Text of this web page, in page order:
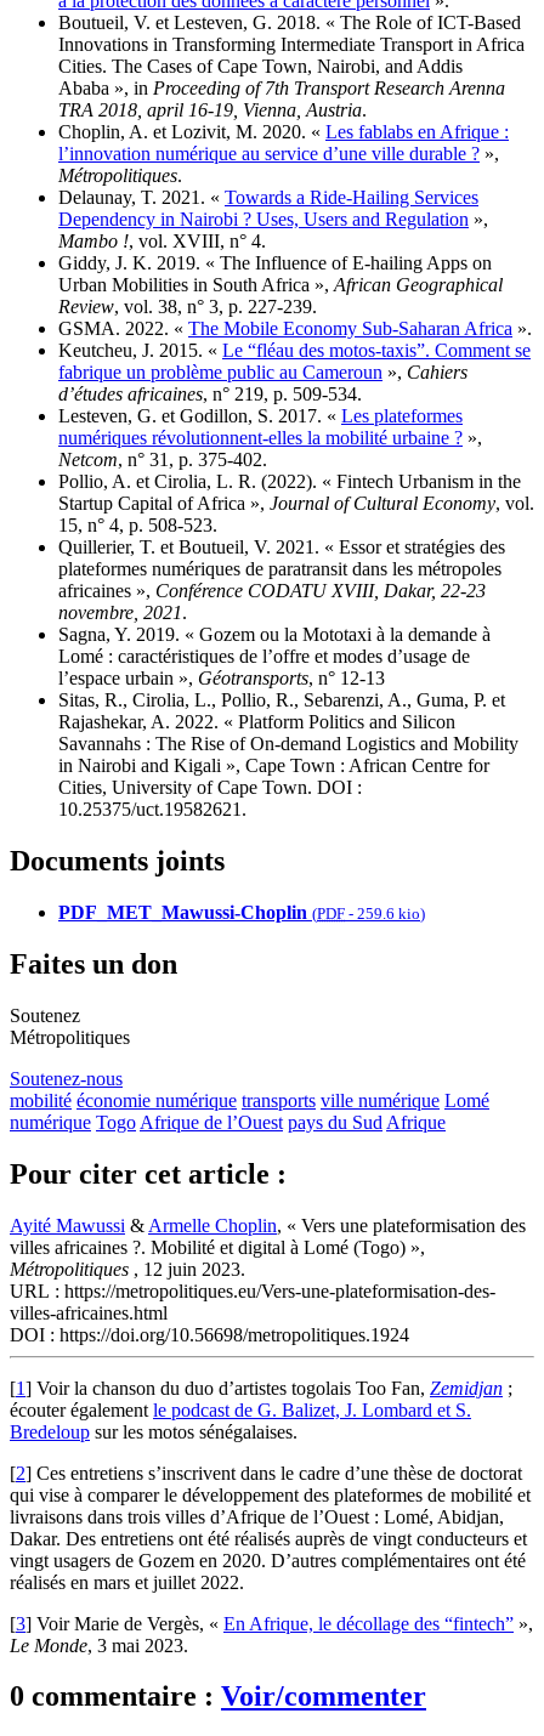
Boutueil, V. et Lesteven, G. 2018. « The Role of ICT-Based
Innovations in Transforming Intermediate Transport in Africa
Cities. The Cases of Cape Town, Nairobi, and Addis
Ababa », in Proceeding of 7th Transport Research Arenna
TRA 2018, april 16-19, Vienna, Austria.
Choplin, A. et Lozivit, M. 2020. « Les fablabs en Afrique :
l’innovation numérique au service d’une ville durable ? »,
Métropolitiques.
Delaunay, T. 2021. « Towards a Ride-Hailing Services
Dependency in Nairobi ? Uses, Users and Regulation »,
Mambo !, vol. XVIII, n° 4.
Giddy, J. K. 2019. « The Influence of E-hailing Apps on
Urban Mobilities in South Africa », African Geographical
Review, vol. 38, n° 3, p. 227-239.
GSMA. 2022. « The Mobile Economy Sub-Saharan Africa ».
Keutcheu, J. 2015. « Le “fléau des motos-taxis”. Comment se
fabrique un problème public au Cameroun », Cahiers
d’études africaines, n° 219, p. 509-534.
Lesteven, G. et Godillon, S. 2017. « Les plateformes
numériques révolutionnent-elles la mobilité urbaine ? »,
Netcom, n° 31, p. 375-402.
Pollio, A. et Cirolia, L. R. (2022). « Fintech Urbanism in the
Startup Capital of Africa », Journal of Cultural Economy, vol.
15, n° 4, p. 508-523.
Quillerier, T. et Boutueil, V. 2021. « Essor et stratégies des
plateformes numériques de paratransit dans les métropoles
africaines », Conférence CODATU XVIII, Dakar, 22-23
novembre, 2021.
Sagna, Y. 2019. « Gozem ou la Mototaxi à la demande à
Lomé : caractéristiques de l’offre et modes d’usage de
l’espace urbain », Géotransports, n° 12-13
Sitas, R., Cirolia, L., Pollio, R., Sebarenzi, A., Guma, P. et
Rajashekar, A. 2022. « Platform Politics and Silicon
Savannahs : The Rise of On-demand Logistics and Mobility
in Nairobi and Kigali », Cape Town : African Centre for
Cities, University of Cape Town. DOI :
10.25375/uct.19582621.
Documents joints
PDF_MET_Mawussi-Choplin (PDF - 259.6 kio)
Faites un don
Soutenez
Métropolitiques
Soutenez-nous
mobilité économie numérique transports ville numérique Lomé
numérique Togo Afrique de l’Ouest pays du Sud Afrique
Pour citer cet article :
Ayité Mawussi & Armelle Choplin, « Vers une plateformisation des
villes africaines ?. Mobilité et digital à Lomé (Togo) »,
Métropolitiques , 12 juin 2023.
URL : https://metropolitiques.eu/Vers-une-plateformisation-des-
villes-africaines.html
DOI : https://doi.org/10.56698/metropolitiques.1924
[1] Voir la chanson du duo d’artistes togolais Too Fan, Zemidjan ;
écouter également le podcast de G. Balizet, J. Lombard et S.
Bredeloup sur les motos sénégalaises.
[2] Ces entretiens s’inscrivent dans le cadre d’une thèse de doctorat
qui vise à comparer le développement des plateformes de mobilité et
livraisons dans trois villes d’Afrique de l’Ouest : Lomé, Abidjan,
Dakar. Des entretiens ont été réalisés auprès de vingt conducteurs et
vingt usagers de Gozem en 2020. D’autres complémentaires ont été
réalisés en mars et juillet 2022.
[3] Voir Marie de Vergès, « En Afrique, le décollage des “fintech” »,
Le Monde, 3 mai 2023.
0 commentaire : Voir/commenter